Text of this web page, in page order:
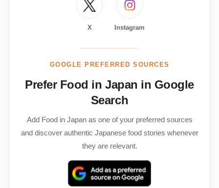
X Instagram
GOOGLE PREFERRED SOURCES
Prefer Food in Japan in Google
Search
Add Food in Japan as one of your preferred sources
and discover authentic Japanese food stories whenever
they are relevant.